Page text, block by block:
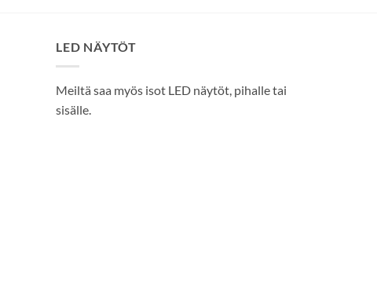
LED NÄYTÖT
Meiltä saa myös isot LED näytöt, pihalle tai
sisälle.